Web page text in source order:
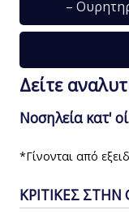
–
Δείτε
Νοσηλεία κατ'
*Γίνονται από
ΚΡΙΤΙΚΕΣ ΣΤΗΝ